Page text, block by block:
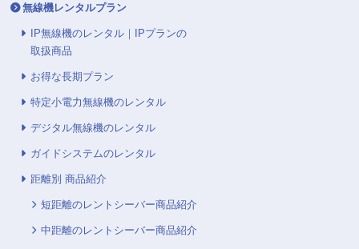
無線機レンタルプラン
IP無線機のレンタル｜IPプランの
取扱商品
お得な長期プラン
特定小電力無線機のレンタル
デジタル無線機のレンタル
ガイドシステムのレンタル
距離別 商品紹介
短距離のレントシーバー商品紹介
中距離のレントシーバー商品紹介